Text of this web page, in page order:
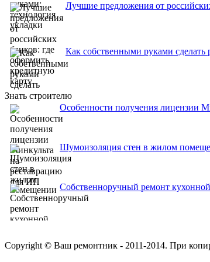
Лучшие предложения от
Как собственными руками сделать
Знать строителю
Особенности получения лицензии
Шумоизоляция стен в жилом
Собственноручный ремонт
Copyright © Ваш ремонтник - 2011-2014. При